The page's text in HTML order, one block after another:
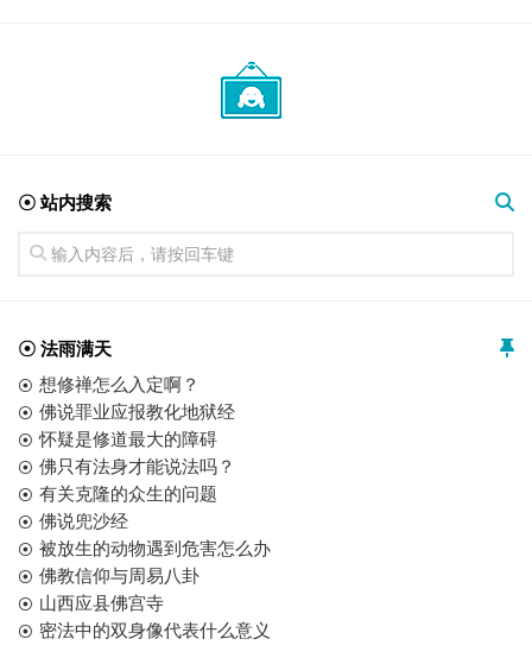
☉ 站内搜索
☉ 法雨满天
想修禅怎么入定啊？
佛说罪业应报教化地狱经
怀疑是修道最大的障碍
佛只有法身才能说法吗？
有关克隆的众生的问题
佛说兜沙经
被放生的动物遇到危害怎么办
佛教信仰与周易八卦
山西应县佛宫寺
密法中的双身像代表什么意义